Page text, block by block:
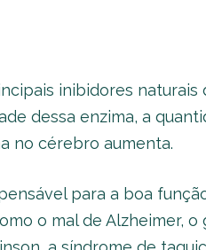
inibidores
dessa enzima, a
no cérebro aumenta.
para a boa
o mal de Alzheimer, o